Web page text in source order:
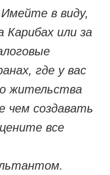
в виду,
или за
где у вас
жительства
чем создавать
все